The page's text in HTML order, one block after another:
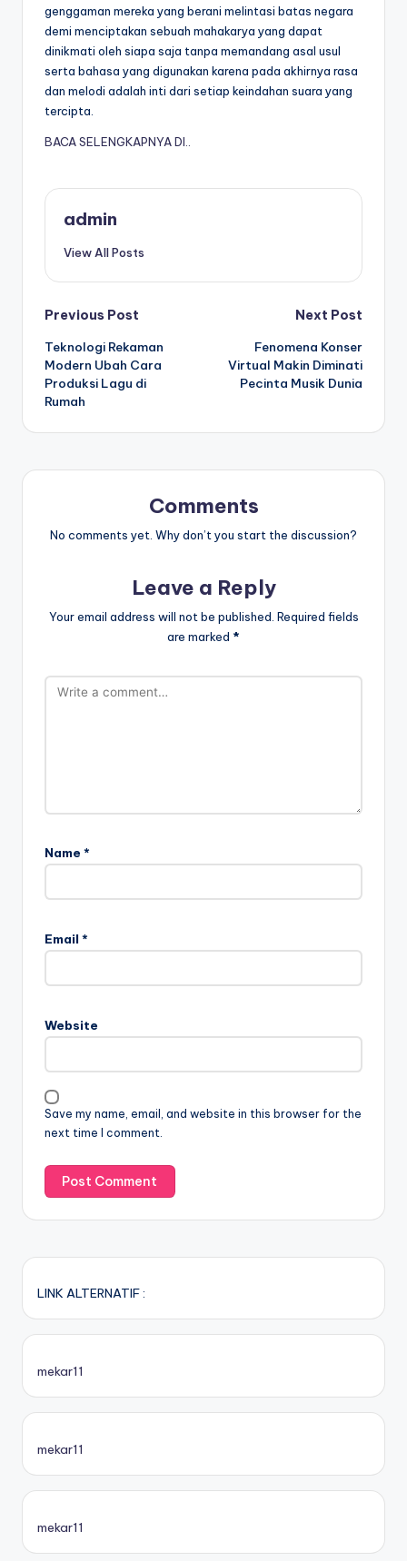
genggaman mereka yang berani melintasi batas negara
demi menciptakan sebuah mahakarya yang dapat
dinikmati oleh siapa saja tanpa memandang asal usul
serta bahasa yang digunakan karena pada akhirnya rasa
dan melodi adalah inti dari setiap keindahan suara yang
tercipta.
BACA SELENGKAPNYA DI..
admin
View All Posts
Post
navigation
Previous Post
Teknologi Rekaman
Modern Ubah Cara
Produksi Lagu di
Rumah
Next Post
Fenomena Konser
Virtual Makin Diminati
Pecinta Musik Dunia
Comments
No comments yet. Why don’t you start the discussion?
Leave a Reply
Your email address will not be published. Required fields
are marked *
Name *
Email *
Website
Save my name, email, and website in this browser for the
next time I comment.
LINK ALTERNATIF :
mekar11
mekar11
mekar11